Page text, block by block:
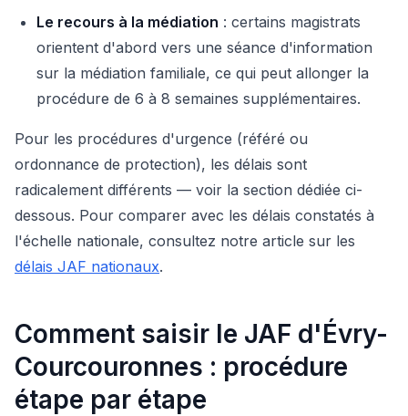
Le recours à la médiation : certains magistrats
orientent d'abord vers une séance d'information
sur la médiation familiale, ce qui peut allonger la
procédure de 6 à 8 semaines supplémentaires.
Pour les procédures d'urgence (référé ou
ordonnance de protection), les délais sont
radicalement différents — voir la section dédiée ci-
dessous. Pour comparer avec les délais constatés à
l'échelle nationale, consultez notre article sur les
délais JAF nationaux.
Comment saisir le JAF d'Évry-
Courcouronnes : procédure
étape par étape